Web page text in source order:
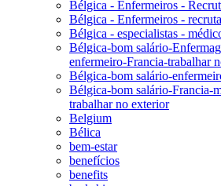
Bélgica - Enfermeiros -
Bélgica - Enfermeiros -
Bélgica - especialistas -
Bélgica-bom salário-
enfermeiro-Francia-trabalhar
Bélgica-bom salário-
Bélgica-bom salário-Francia-
trabalhar no exterior
Belgium
Bélica
bem-estar
benefícios
benefits